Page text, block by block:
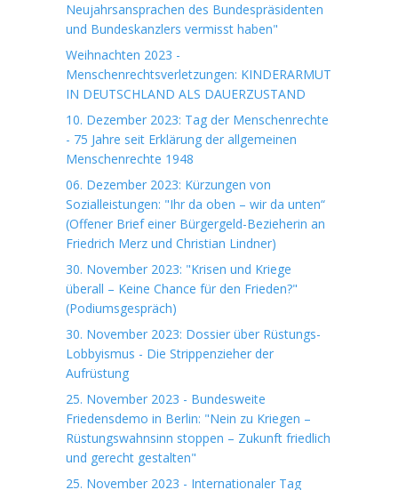
Neujahrsansprachen des Bundespräsidenten
und Bundeskanzlers vermisst haben"
Weihnachten 2023 -
Menschenrechtsverletzungen: KINDERARMUT
IN DEUTSCHLAND ALS DAUERZUSTAND
10. Dezember 2023: Tag der Menschenrechte
- 75 Jahre seit Erklärung der allgemeinen
Menschenrechte 1948
06. Dezember 2023: Kürzungen von
Sozialleistungen: "Ihr da oben – wir da unten“
(Offener Brief einer Bürgergeld-Bezieherin an
Friedrich Merz und Christian Lindner)
30. November 2023: "Krisen und Kriege
überall – Keine Chance für den Frieden?"
(Podiumsgespräch)
30. November 2023: Dossier über Rüstungs-
Lobbyismus - Die Strippenzieher der
Aufrüstung
25. November 2023 - Bundesweite
Friedensdemo in Berlin: "Nein zu Kriegen –
Rüstungswahnsinn stoppen – Zukunft friedlich
und gerecht gestalten"
25. November 2023 - Internationaler Tag